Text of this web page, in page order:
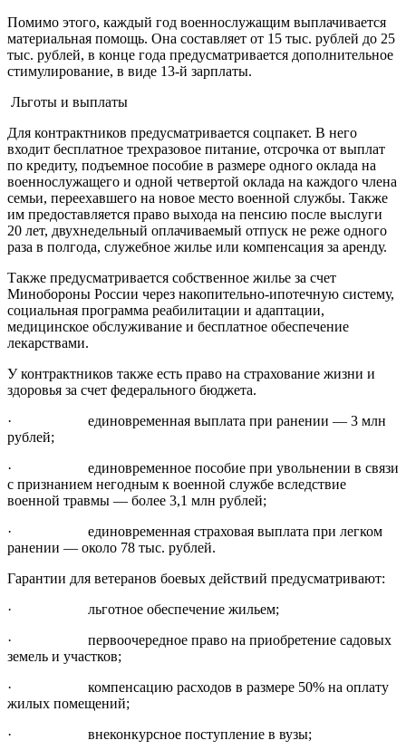
Помимо этого, каждый год военнослужащим выплачивается
материальная помощь. Она составляет от 15 тыс. рублей до 25
тыс. рублей, в конце года предусматривается дополнительное
стимулирование, в виде 13-й зарплаты.
Льготы и выплаты
Для контрактников предусматривается соцпакет. В него
входит бесплатное трехразовое питание, отсрочка от выплат
по кредиту, подъемное пособие в размере одного оклада на
военнослужащего и одной четвертой оклада на каждого члена
семьи, переехавшего на новое место военной службы. Также
им предоставляется право выхода на пенсию после выслуги
20 лет, двухнедельный оплачиваемый отпуск не реже одного
раза в полгода, служебное жилье или компенсация за аренду.
Также предусматривается собственное жилье за счет
Минобороны России через накопительно-ипотечную систему,
социальная программа реабилитации и адаптации,
медицинское обслуживание и бесплатное обеспечение
лекарствами.
У контрактников также есть право на страхование жизни и
здоровья за счет федерального бюджета.
· единовременная выплата при ранении — 3 млн
рублей;
· единовременное пособие при увольнении в связи
с признанием негодным к военной службе вследствие
военной травмы — более 3,1 млн рублей;
· единовременная страховая выплата при легком
ранении — около 78 тыс. рублей.
Гарантии для ветеранов боевых действий предусматривают:
· льготное обеспечение жильем;
· первоочередное право на приобретение садовых
земель и участков;
· компенсацию расходов в размере 50% на оплату
жилых помещений;
· внеконкурсное поступление в вузы;